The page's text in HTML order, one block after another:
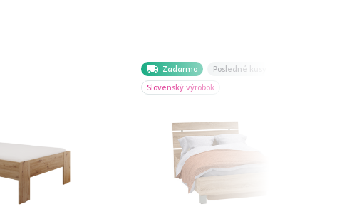
Zadarmo
Posledné kusy
Slovenský výrobok